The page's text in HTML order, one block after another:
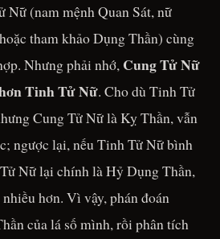
(nam mệnh Quan Sát, nữ
tham khảo Dụng Thần) cùng
Nhưng phải nhớ, Cung Tử Nữ
Tinh Tử Nữ. Cho dù Tinh Tử
Cung Tử Nữ là Kỵ Thần, vẫn
ngược lại, nếu Tinh Tử Nữ bình
Nữ lại chính là Hỷ Dụng Thần,
hơn. Vì vậy, phán đoán
của lá số mình, rồi phân tích